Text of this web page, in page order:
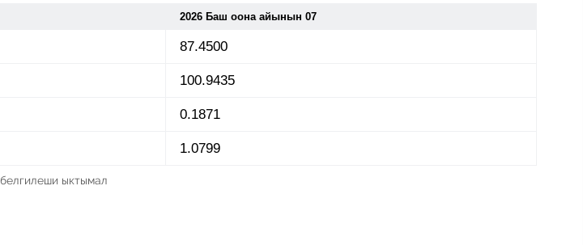
2026 Баш оона айынын 07
87.4500
100.9435
0.1871
1.0799
ыктымал